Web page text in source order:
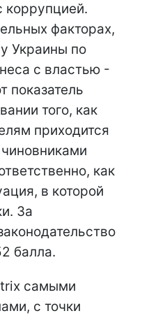
коррупцией.
факторах,
Украины по
с властью -
показатель
того, как
приходится
чиновниками
как
в которой
За
балла.
самыми
с точки